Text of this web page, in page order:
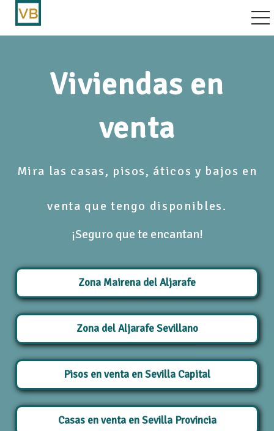
por palanca
Viviendas en
venta
Mira las casas, pisos, áticos y bajos en
venta que tengo disponibles.
¡Seguro que te encantan!
Zona Mairena del Aljarafe
Zona del Aljarafe Sevillano
Pisos en venta en Sevilla Capital
Casas en venta en Sevilla Provincia